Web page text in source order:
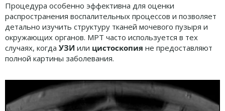
Процедура особенно эффективна для оценки
распространения воспалительных процессов и позволяет
детально изучить структуру тканей мочевого пузыря и
окружающих органов. МРТ часто используется в тех
случаях, когда УЗИ или цистоскопия не предоставляют
полной картины заболевания.